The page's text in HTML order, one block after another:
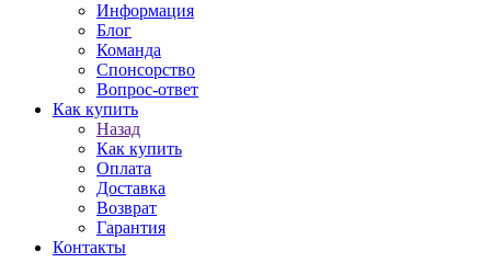
Информация
Блог
Команда
Спонсорство
Вопрос-ответ
Как купить
Назад
Как купить
Оплата
Доставка
Возврат
Гарантия
Контакты